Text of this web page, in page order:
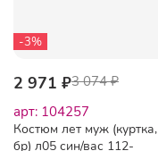
-3%
2 971 ₽3 074 ₽
арт: 104257
Костюм лет муж (куртка,
бр) л05 син/вас 112-